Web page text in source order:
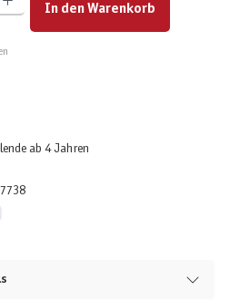
In den Warenkorb
ab 4 Jahren